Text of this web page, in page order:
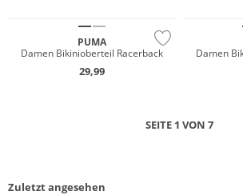
PUMA
Damen Bikinioberteil Racerback
29,99
Damen
SEITE 1 VON 7
Zuletzt angesehen